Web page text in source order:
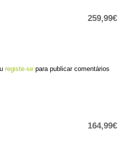
259,99€
66 MT-D - Trânsito com cabo
registe-se para publicar comentários
164,99€